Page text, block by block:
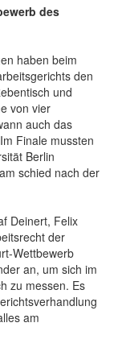
des
haben beim
den
und
von vier
auch das
Finale mussten
Berlin
schied nach der
Deinert, Felix
der
Wettbewerb
an, um sich im
zu messen. Es
am